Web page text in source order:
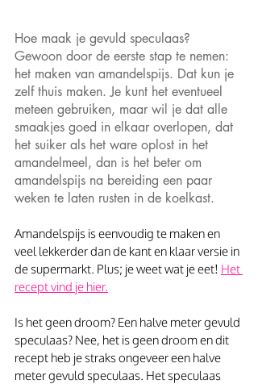
Hoe maak je gevuld speculaas?
Gewoon door de eerste stap te nemen:
het maken van amandelspijs. Dat kun je
zelf thuis maken. Je kunt het eventueel
meteen gebruiken, maar wil je dat alle
smaakjes goed in elkaar overlopen, dat
het suiker als het ware oplost in het
amandelmeel, dan is het beter om
amandelspijs na bereiding een paar
weken te laten rusten in de koelkast.
Amandelspijs is eenvoudig te maken en
veel lekkerder dan de kant en klaar versie in
de supermarkt. Plus; je weet wat je eet! Het
recept vind je hier.
Is het geen droom? Een halve meter gevuld
speculaas? Nee, het is geen droom en dit
recept heb je straks ongeveer een halve
meter gevuld speculaas. Het speculaas